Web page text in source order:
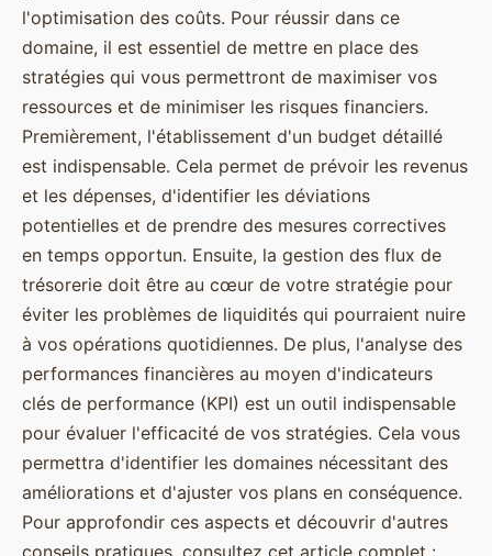
l'optimisation des coûts. Pour réussir dans ce
domaine, il est essentiel de mettre en place des
stratégies qui vous permettront de maximiser vos
ressources et de minimiser les risques financiers.
Premièrement, l'établissement d'un budget détaillé
est indispensable. Cela permet de prévoir les revenus
et les dépenses, d'identifier les déviations
potentielles et de prendre des mesures correctives
en temps opportun. Ensuite, la gestion des flux de
trésorerie doit être au cœur de votre stratégie pour
éviter les problèmes de liquidités qui pourraient nuire
à vos opérations quotidiennes. De plus, l'analyse des
performances financières au moyen d'indicateurs
clés de performance (KPI) est un outil indispensable
pour évaluer l'efficacité de vos stratégies. Cela vous
permettra d'identifier les domaines nécessitant des
améliorations et d'ajuster vos plans en conséquence.
Pour approfondir ces aspects et découvrir d'autres
conseils pratiques, consultez cet article complet :